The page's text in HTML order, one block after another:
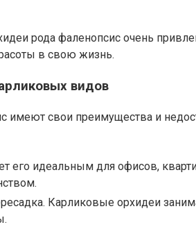
рода фаленопсис очень
в свою жизнь.
видов
имеют свои преимущества и
его идеальным для офисов,
Карликовые орхидеи